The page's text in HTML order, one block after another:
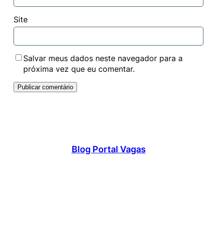
Site
Salvar meus dados neste navegador para a
próxima vez que eu comentar.
Blog Portal Vagas